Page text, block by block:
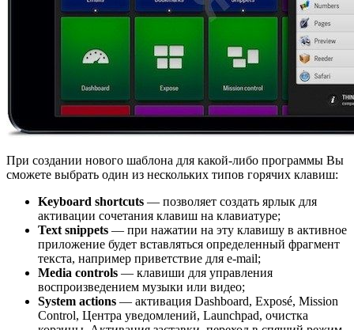
При создании нового шаблона для какой-либо программы Вы
сможете выбрать один из нескольких типов горячих клавиш:
Keyboard shortcuts — позволяет создать ярлык для
активации сочетания клавиш на клавиатуре;
Text snippets — при нажатии на эту клавишу в активное
приложение будет вставляться определенный фрагмент
текста, например приветствие для e-mail;
Media controls — клавиши для управления
воспроизведением музыки или видео;
System actions — активация Dashboard, Exposé, Mission
Control, Центра уведомлений, Launchpad, очистка